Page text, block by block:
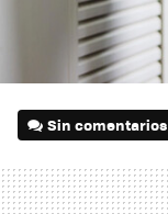
Sin comentarios